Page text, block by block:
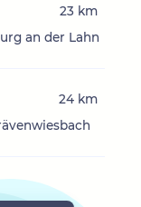
an der Lahn
23 km
24 km